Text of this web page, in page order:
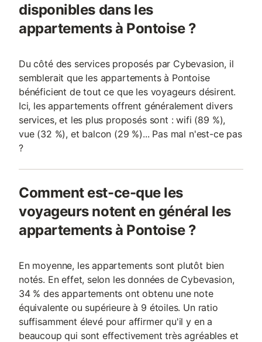
disponibles dans les
appartements à Pontoise ?
Du côté des services proposés par Cybevasion, il
semblerait que les appartements à Pontoise
bénéficient de tout ce que les voyageurs désirent.
Ici, les appartements offrent généralement divers
services, et les plus proposés sont : wifi (89 %),
vue (32 %), et balcon (29 %)... Pas mal n'est-ce pas
?
Comment est-ce-que les
voyageurs notent en général les
appartements à Pontoise ?
En moyenne, les appartements sont plutôt bien
notés. En effet, selon les données de Cybevasion,
34 % des appartements ont obtenu une note
équivalente ou supérieure à 9 étoiles. Un ratio
suffisamment élevé pour affirmer qu'il y en a
beaucoup qui sont effectivement très agréables et